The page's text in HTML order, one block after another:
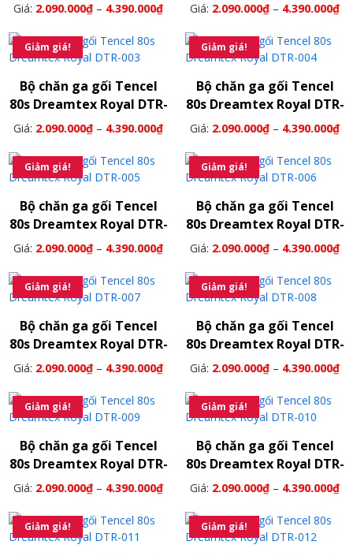
Giá: 2.090.000₫ – 4.390.000₫ Giá: 2.090.000₫ – 4.390.000₫
Giảm giá!
Bộ chăn ga gối Tencel
80s Dreamtex Royal DTR-
003
Giá: 2.090.000₫ – 4.390.000₫
Giảm giá!
Bộ chăn ga gối Tencel
80s Dreamtex Royal DTR-
004
Giá: 2.090.000₫ – 4.390.000₫
Giảm giá!
Bộ chăn ga gối Tencel
80s Dreamtex Royal DTR-
005
Giá: 2.090.000₫ – 4.390.000₫
Giảm giá!
Bộ chăn ga gối Tencel
80s Dreamtex Royal DTR-
006
Giá: 2.090.000₫ – 4.390.000₫
Giảm giá!
Bộ chăn ga gối Tencel
80s Dreamtex Royal DTR-
007
Giá: 2.090.000₫ – 4.390.000₫
Giảm giá!
Bộ chăn ga gối Tencel
80s Dreamtex Royal DTR-
008
Giá: 2.090.000₫ – 4.390.000₫
Giảm giá!
Bộ chăn ga gối Tencel
80s Dreamtex Royal DTR-
009
Giá: 2.090.000₫ – 4.390.000₫
Giảm giá!
Bộ chăn ga gối Tencel
80s Dreamtex Royal DTR-
010
Giá: 2.090.000₫ – 4.390.000₫
Giảm giá! Giảm giá!